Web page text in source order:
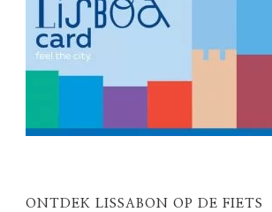
ONTDEK LISSABON OP DE FIETS